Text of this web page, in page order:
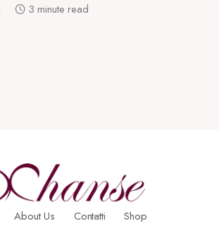
3 minute read
About Us Contatti Shop